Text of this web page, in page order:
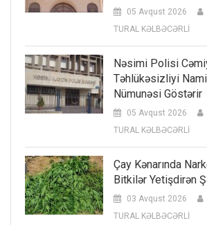
05 Avqust 2026
TURAL KƏLBƏCƏRLİ
Nəsimi Polisi
Təhlükəsizliyi
Nümunəsi Göstərir
05 Avqust 2026
TURAL KƏLBƏCƏRLİ
Çay Kənarında
Bitkilər Yetişdirən
03 Avqust 2026
TURAL KƏLBƏCƏRLİ